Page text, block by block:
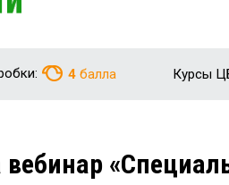
4 балла Курсы